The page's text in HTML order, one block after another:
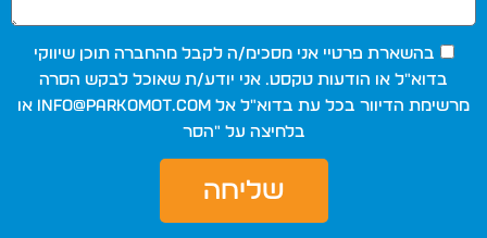
בהשארת פרטיי אני מסכימ/ה לקבל מהחברה תוכן שיווקי
בדוא"ל או הודעות טקסט. אני יודע/ת שאוכל לבקש הסרה
מרשימת הדיוור בכל עת בדוא"ל אל info@parkomot.com או
בלחיצה על "הסר
שליחה